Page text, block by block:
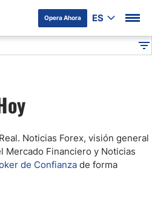
Opera Ahora ES
Noticias Forex, visión general
Mercado Financiero y Noticias
de Confianza de forma